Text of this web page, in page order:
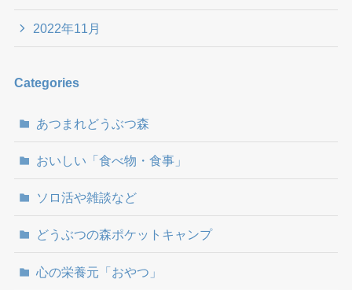
2022年11月
Categories
あつまれどうぶつ森
おいしい「食べ物・食事」
ソロ活や雑談など
どうぶつの森ポケットキャンプ
心の栄養元「おやつ」